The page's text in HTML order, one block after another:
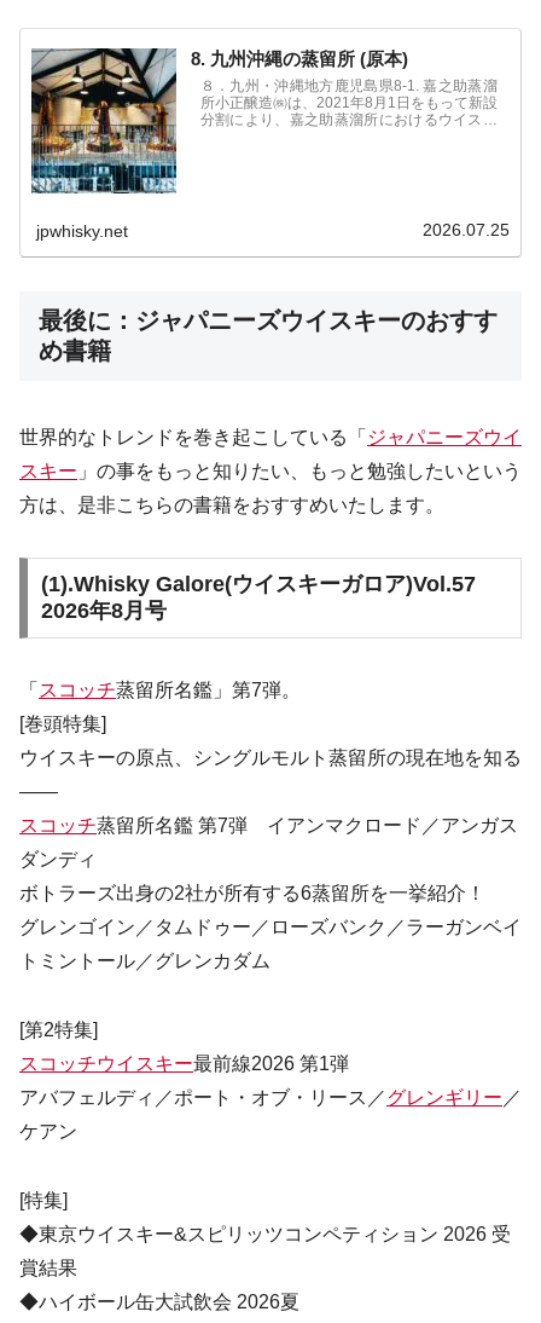
8. 九州沖縄の蒸留所 (原本)
８．九州・沖縄地方鹿児島県8-1. 嘉之助蒸溜
所小正醸造㈱は、2021年8月1日をもって新設
分割により、嘉之助蒸溜所におけるウイスキ
jpwhisky.net 2026.07.25
最後に：ジャパニーズウイスキーのおすす
め書籍
世界的なトレンドを巻き起こしている「 ジャパニーズウイ
スキー 」の事をもっと知りたい、もっと勉強したいという
方は、是非こちらの書籍をおすすめいたします。
(1).Whisky Galore(ウイスキーガロア)Vol.57
2026年8月号
「 スコッチ蒸留所名鑑」第7弾。
[巻頭特集]
ウイスキーの原点、シングルモルト蒸留所の現在地を知る
――
スコッチ蒸留所名鑑 第7弾 イアンマクロード／アンガス
ダンディ
ボトラーズ出身の2社が所有する6蒸留所を一挙紹介！
グレンゴイン／タムドゥー／ローズバンク／ラーガンベイ
トミントール／グレンカダム
[第2特集]
スコッチウイスキー最前線2026 第1弾
アバフェルディ／ポート・オブ・リース／グレンギリー ／
ケアン
[特集]
◆東京ウイスキー&スピリッツコンペティション 2026 受
賞結果
◆ハイボール缶大試飲会 2026夏